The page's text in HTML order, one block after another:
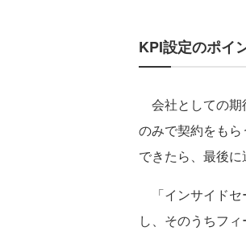
KPI設定のポイ
会社としての期
のみで契約をも
できたら、最後に
「インサイドセ
し、そのうちフ